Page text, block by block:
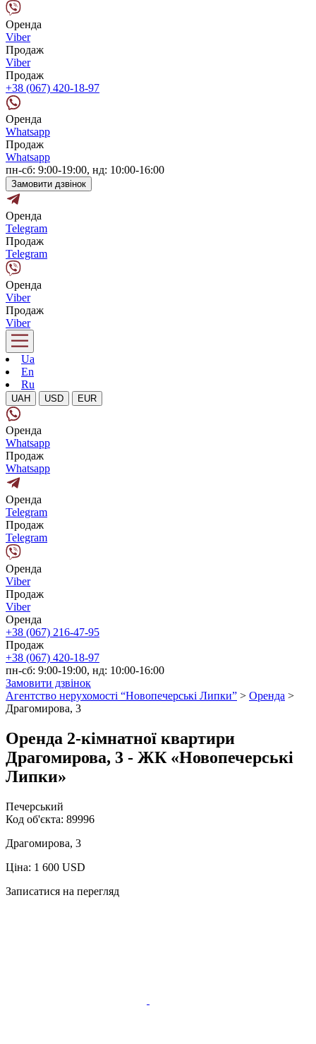
Оренда
Viber
Продаж
Viber
Продаж
+38 (067) 420-18-97
Оренда
Whatsapp
Продаж
Whatsapp
пн-сб: 9:00-19:00, нд: 10:00-16:00
Замовити дзвінок
Оренда
Telegram
Продаж
Telegram
Оренда
Viber
Продаж
Viber
Ua
En
Ru
UAH USD EUR
Оренда
Whatsapp
Продаж
Whatsapp
Оренда
Telegram
Продаж
Telegram
Оренда
Viber
Продаж
Viber
Оренда
+38 (067) 216-47-95
Продаж
+38 (067) 420-18-97
пн-сб: 9:00-19:00, нд: 10:00-16:00
Замовити дзвінок
Агентство нерухомості “Новопечерські Липки” > Оренда >
Драгомирова, 3
Оренда 2-кімнатної квартири
Драгомирова, 3 - ЖК «Новопечерські
Липки»
Печерський
Код об'єкта: 89996
Драгомирова, 3
Ціна: 1 600 USD
Записатися на перегляд